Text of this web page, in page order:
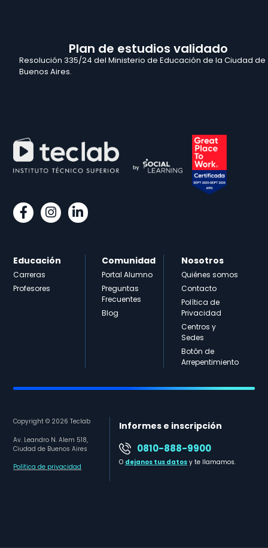
Plan de estudios validado
Resolución 335/24 del Ministerio de Educación de la Ciudad de
Buenos Aires.
Educación
Carreras
Profesores
Comunidad
Portal Alumno
Preguntas
Frecuentes
Blog
Nosotros
Quiénes somos
Contacto
Política de
Privacidad
Centros y
Sedes
Botón de
Arrepentimiento
Copyright © 2026 Teclab
Av. Leandro N. Alem 518,
Ciudad de Buenos Aires
Política de privacidad
Informes e inscripción
0810-888-9900
O dejanos tus datosy te llamamos.